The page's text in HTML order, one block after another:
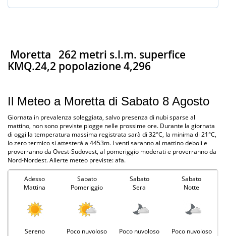
Moretta 262 metri s.l.m. superfice
KMQ.24,2 popolazione 4,296
Il Meteo a Moretta di Sabato 8 Agosto
Giornata in prevalenza soleggiata, salvo presenza di nubi sparse al
mattino, non sono previste piogge nelle prossime ore. Durante la giornata
di oggi la temperatura massima registrata sarà di 32°C, la minima di 21°C,
lo zero termico si attesterà a 4453m. I venti saranno al mattino deboli e
proverranno da Ovest-Sudovest, al pomeriggio moderati e proverranno da
Nord-Nordest. Allerte meteo previste: afa.
Adesso
Mattina
Sabato
Pomeriggio
Sabato
Sera
Sabato
Notte
Sereno Poco nuvoloso Poco nuvoloso Poco nuvoloso